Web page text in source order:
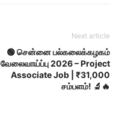
Next article
🟢 சென்னை பல்கலைக்கழகம்
வேலைவாய்ப்பு 2026 – Project
Associate Job | ₹31,000
சம்பளம்! 🔬🔥